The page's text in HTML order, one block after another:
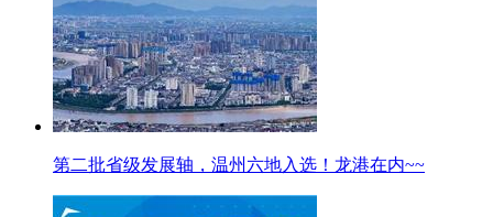
第二批省级发展轴，温州六地入选！龙港在内~~